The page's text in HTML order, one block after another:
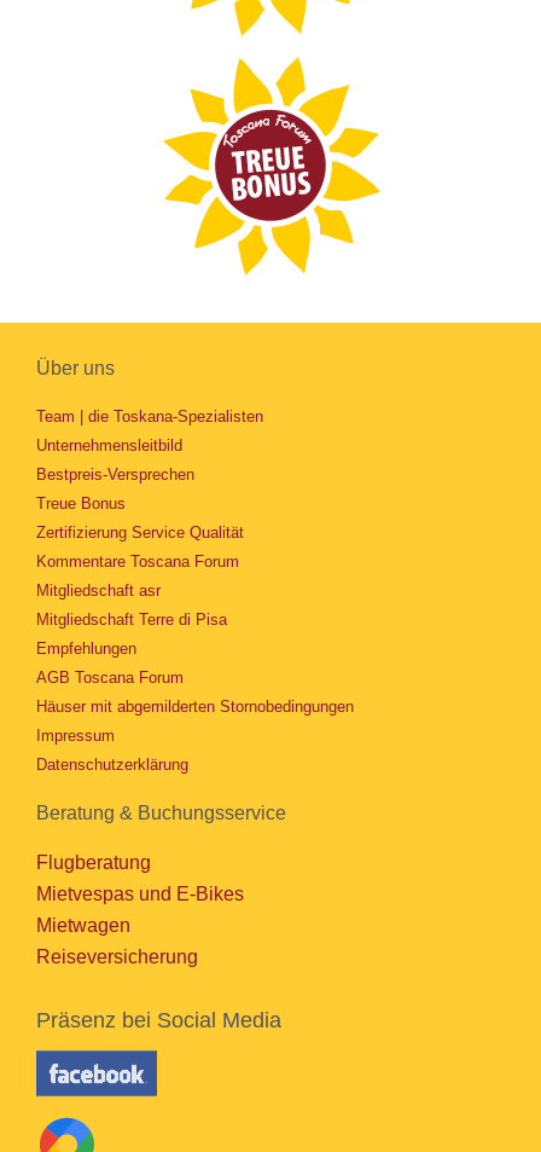
Über uns
Team | die Toskana-Spezialisten
Unternehmensleitbild
Bestpreis-Versprechen
Treue Bonus
Zertifizierung Service Qualität
Kommentare Toscana Forum
Mitgliedschaft asr
Mitgliedschaft Terre di Pisa
Empfehlungen
AGB Toscana Forum
Häuser mit abgemilderten Stornobedingungen
Impressum
Datenschutzerklärung
Beratung & Buchungsservice
Flugberatung
Mietvespas und E-Bikes
Mietwagen
Reiseversicherung
Präsenz bei Social Media